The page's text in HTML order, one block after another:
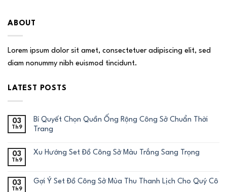
ABOUT
Lorem ipsum dolor sit amet, consectetuer adipiscing elit, sed
diam nonummy nibh euismod tincidunt.
LATEST POSTS
03
Th9
Bí Quyết Chọn Quần Ống Rộng Công Sở Chuẩn Thời
Trang
03
Th9
Xu Hướng Set Đồ Công Sở Màu Trắng Sang Trọng
03
Th9
Gợi Ý Set Đồ Công Sở Mùa Thu Thanh Lịch Cho Quý Cô